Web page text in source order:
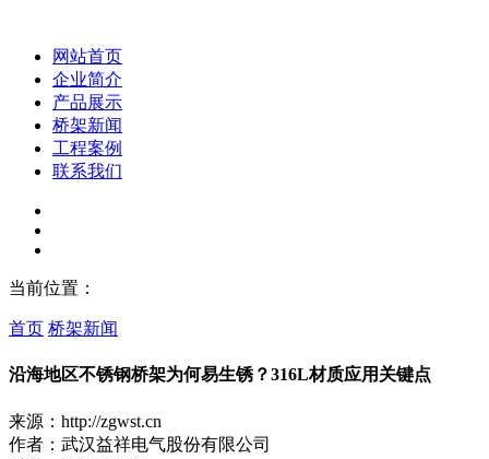
网站首页
企业简介
产品展示
桥架新闻
工程案例
联系我们
当前位置：
首页 桥架新闻
沿海地区不锈钢桥架为何易生锈？316L材质应用关键点
来源：http://zgwst.cn
作者：武汉益祥电气股份有限公司